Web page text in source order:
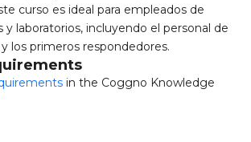
curso es ideal para empleados de
y laboratorios, incluyendo el personal de
los primeros respondedores.
in the Coggno Knowledge